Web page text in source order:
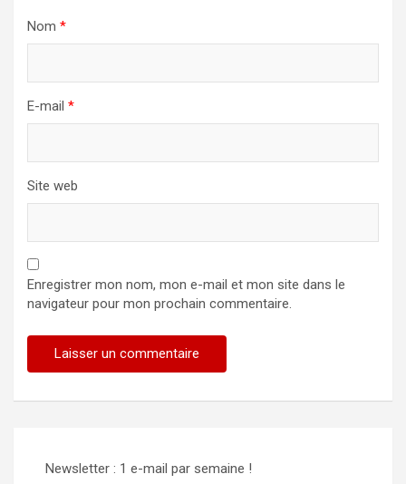
Nom *
E-mail *
Site web
Enregistrer mon nom, mon e-mail et mon site dans le
navigateur pour mon prochain commentaire.
Newsletter : 1 e-mail par semaine !